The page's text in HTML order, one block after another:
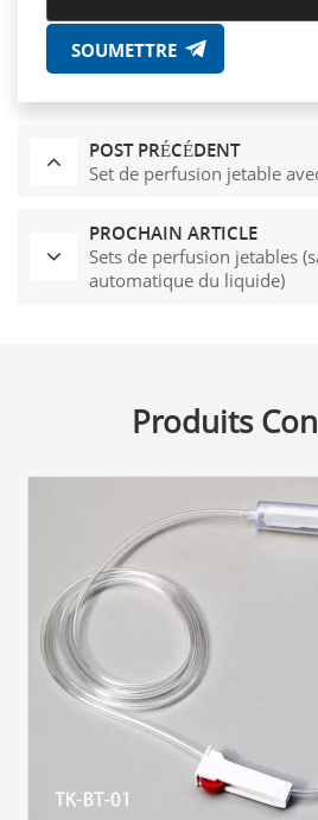
SOUMETTRE
POST PRÉCÉDENT
Set de perfusion jetable
PROCHAIN ARTICLE
Sets de perfusion jetables
automatique du liquide)
Produits